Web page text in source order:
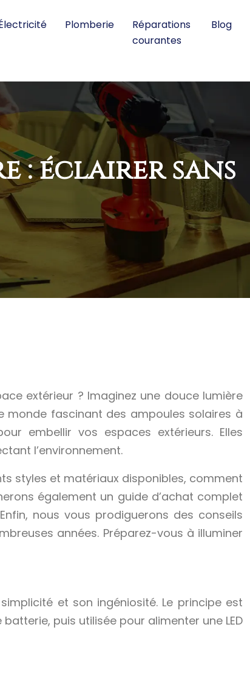
Plomberie
Réparations
courantes
Blog
: éclairer sans
extérieur ? Imaginez une douce lumière
monde fascinant des ampoules solaires à
embellir vos espaces extérieurs. Elles
l’environnement.
styles et matériaux disponibles, comment
également un guide d’achat complet
nous vous prodiguerons des conseils
années. Préparez-vous à illuminer
et son ingéniosité. Le principe est
puis utilisée pour alimenter une LED